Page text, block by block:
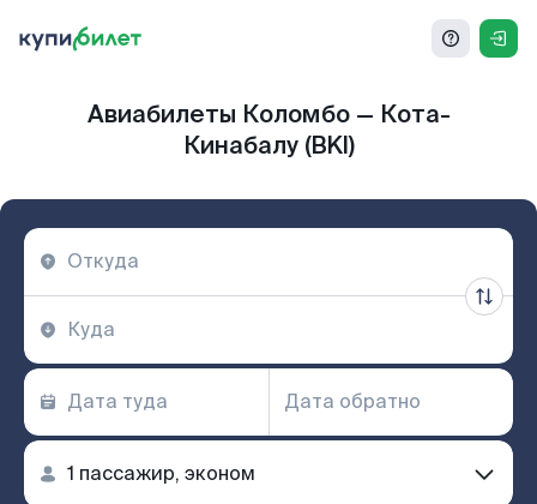
Авиабилеты Коломбо — Кота-
Кинабалу (BKI)